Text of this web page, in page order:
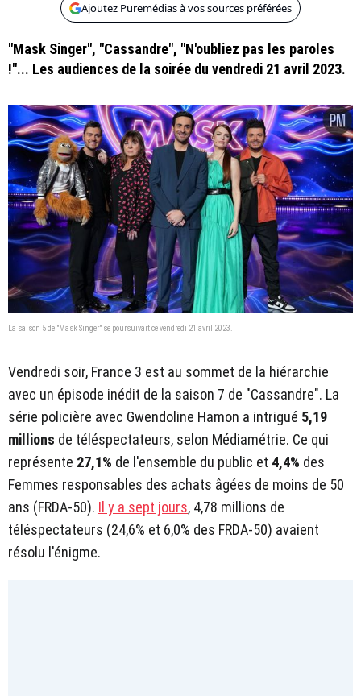
Ajoutez Puremédias à vos sources préférées
"Mask Singer", "Cassandre", "N'oubliez pas les paroles
!"... Les audiences de la soirée du vendredi 21 avril 2023.
La saison 5 de "Mask Singer" se poursuivait ce vendredi 21 avril 2023.
Vendredi soir, France 3 est au sommet de la hiérarchie
avec un épisode inédit de la saison 7 de "Cassandre". La
série policière avec Gwendoline Hamon a intrigué 5,19
millions de téléspectateurs, selon Médiamétrie. Ce qui
représente 27,1% de l'ensemble du public et 4,4% des
Femmes responsables des achats âgées de moins de 50
ans (FRDA-50). Il y a sept jours, 4,78 millions de
téléspectateurs (24,6% et 6,0% des FRDA-50) avaient
résolu l'énigme.